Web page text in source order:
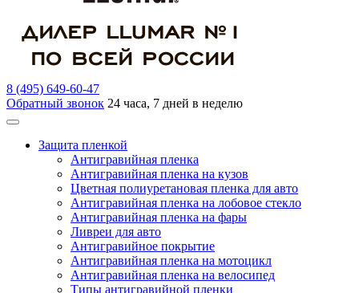
8 (495) 649-60-47
Обратный звонок 24 часа, 7 дней в неделю
Защита пленкой
Антигравийная пленка
Антигравийная пленка на кузов
Цветная полиуретановая пленка для авто
Антигравийная пленка на лобовое стекло
Антигравийная пленка на фары
Ливреи для авто
Антигравийное покрытие
Антигравийная пленка на мотоцикл
Антигравийная пленка на велосипед
Типы антигравийной пленки